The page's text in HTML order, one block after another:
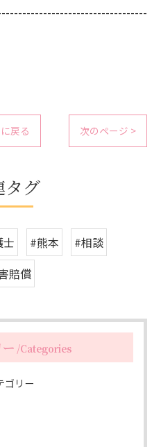
戻る 次のページ >
タグ
士 #熊本
#相談
賠償
Categories
ゴリー